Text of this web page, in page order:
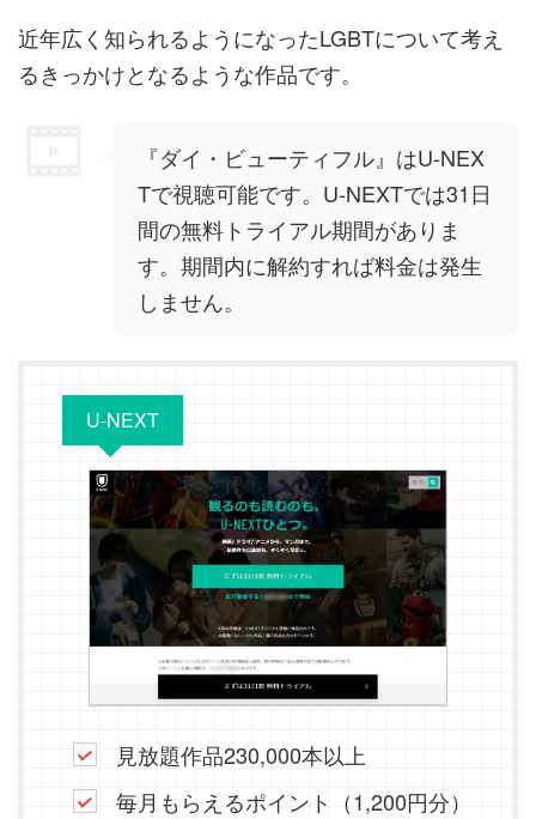
近年広く知られるようになったLGBTについて考え
るきっかけとなるような作品です。
『ダイ・ビューティフル』はU-NEX
Tで視聴可能です。U-NEXTでは31日
間の無料トライアル期間がありま
す。期間内に解約すれば料金は発生
しません。
U-NEXT
見放題作品230,000本以上
毎月もらえるポイント（1,200円分）